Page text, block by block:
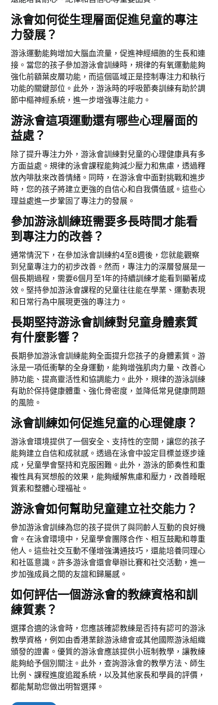
泳會如何從生理層面促進兒童的專注
力發展？
游泳運動能夠增加大腦血流量，促進神經細胞的生長和連
接。當您的孩子參加游泳會訓練時，規律的有氧運動能夠
強化前額葉皮層功能，而這個區域正是控制專注力和執行
功能的關鍵部位。此外，游泳時的呼吸節奏訓練有助於調
節中樞神經系統，進一步增強專注能力。
游泳會這項運動還有哪些心理層面的
益處？
除了提升專注力外，游泳會訓練對兒童的心理健康具有多
方面益處。規律的泳會課程能夠減少壓力和焦慮，透過釋
放內啡肽來改善情緒。同時，在游泳會中面對挑戰和進步
時，您的孩子將建立更強的自信心和自我價值感。這些心
理益處進一步鞏固了專注力的發展。
參加游泳訓練班需要多長時間才能看
到專注力的改善？
通常情況下，在參加泳會訓練約4至8週後，您就能觀察
到兒童專注力的初步改善。然而，專注力的深層發展是一
個長期過程，需要6個月至1年的持續訓練才能看到顯著成
效。堅持參加游泳會課程的兒童往往能在學業、運動表現
和日常行為中展現更強的專注力。
長期堅持游泳會訓練對兒童身體素質
有什麼影響？
長期參加游泳會訓練能夠全面提升您孩子的身體素質。游
泳是一項低衝擊的全身運動，能夠增強肌肉力量、改善心
肺功能、提高靈活性和協調能力。此外，規律的游泳訓練
有助於保持健康體重、強化骨密度，並降低常見健康問題
的風險。
泳會訓練如何促進兒童的心理健康？
游泳會環境提供了一個安全、支持性的空間，讓您的孩子
能夠建立自信和成就感。透過在泳會中設定目標並逐步達
成，兒童學會堅持和克服困難。此外，游泳的節奏性和重
複性具有冥想般的效果，能夠緩解焦慮和壓力，改善睡眠
質素和整體心理福祉。
游泳會如何幫助兒童建立社交能力？
參加游泳會訓練為您的孩子提供了與同齡人互動的良好機
會。在泳會環境中，兒童學會團隊合作、相互鼓勵和尊重
他人。這些社交互動不僅增強溝通技巧，還能培養同理心
和社區意識。許多游泳會還會舉辦比賽和社交活動，進一
步加強成員之間的友誼和歸屬感。
如何評估一個游泳會的教練資格和訓
練質素？
選擇合適的泳會時，您應該確認教練是否持有認可的游泳
教學資格，例如由香港業餘游泳總會或其他國際游泳組織
頒發的證書。優質的游泳會應該提供小班制教學，讓教練
能夠給予個別關注。此外，查詢游泳會的教學方法、師生
比例、課程進度追蹤系統，以及其他家長和學員的評價，
都能幫助您做出明智選擇。